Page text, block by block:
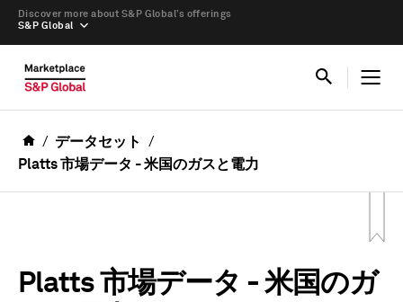
S&P Global
Discover more about S&P Global’s offerings
データセット
Platts 市場データ - 米国のガスと電力
Platts 市場データ - 米国のガ